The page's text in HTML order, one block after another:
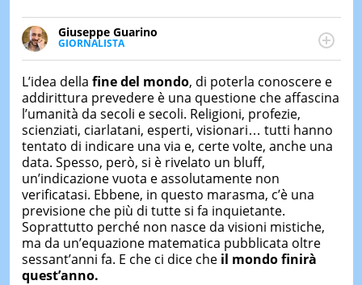
IERI
Giuseppe Guarino
GIORNALISTA
Ph(D) in Diritto Comparato e processi di
particolare sulla Storia contemporanea di America
Latina e Spagna. Collabora con numerose testate ed
è presidente dell'Associazione Culturale "La
Biblioteca del Sannio".
L’idea della fine del mondo, di poterla conoscere e
addirittura prevedere è una questione che affascina
l’umanità da secoli e secoli. Religioni, profezie,
scienziati, ciarlatani, esperti, visionari… tutti hanno
tentato di indicare una via e, certe volte, anche una
data. Spesso, però, si è rivelato un bluff,
un’indicazione vuota e assolutamente non
verificatasi. Ebbene, in questo marasma, c’è una
previsione che più di tutte si fa inquietante.
Soprattutto perché non nasce da visioni mistiche,
ma da un’equazione matematica pubblicata oltre
sessant’anni fa. E che ci dice che il mondo finirà
quest’anno.